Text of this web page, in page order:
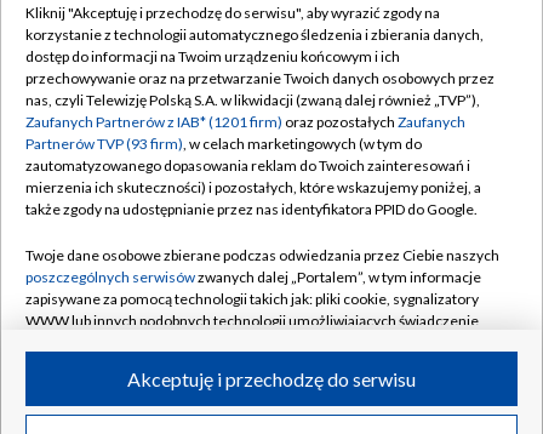
TVP
Abonament TVP
Emisja w TVP
Centrum informacji TVP
Naziemna Telewizja Cyfrowa
Rada Programowa
System NOS
Informacje o nadawcy
Program dla prasy
Regulamin TVP
Polityka prywatności
Moje zgody
Pomoc
Kontakt
Kanały
©2026 Telewizja Polska S.A. w likwidacji
Kliknij "Akceptuję i przechodzę do serwisu", aby wyrazić zgody na
korzystanie z technologii automatycznego śledzenia i zbierania danych,
dostęp do informacji na Twoim urządzeniu końcowym i ich
przechowywanie oraz na przetwarzanie Twoich danych osobowych przez
nas, czyli Telewizję Polską S.A. w likwidacji (zwaną dalej również „TVP”),
Zaufanych Partnerów z IAB* (1201 firm) oraz pozostałych Zaufanych
Partnerów TVP (93 firm), w celach marketingowych (w tym do
zautomatyzowanego dopasowania reklam do Twoich zainteresowań i
mierzenia ich skuteczności) i pozostałych, które wskazujemy poniżej, a
także zgody na udostępnianie przez nas identyfikatora PPID do Google.
Twoje dane osobowe zbierane podczas odwiedzania przez Ciebie naszych
poszczególnych serwisówzwanych dalej „Portalem”, w tym informacje
zapisywane za pomocą technologii takich jak: pliki cookie, sygnalizatory
WWW lub innych podobnych technologii umożliwiających świadczenie
ruchu w Internecie.Akceptuję i przechodzę do serwisu